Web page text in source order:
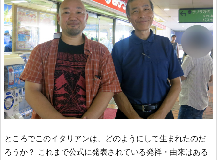
ところでこのイタリアンは、どのようにして生まれたのだ
ろうか？ これまで公式に発表されている発祥・由来はある